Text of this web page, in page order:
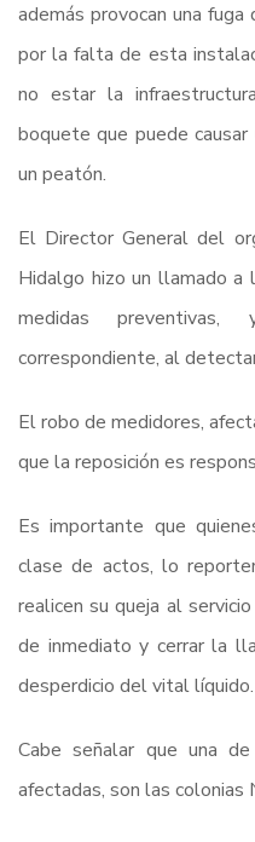
además provocan una
por la falta de esta
no estar la
boquete que puede
un peatón.
El Director General del
Hidalgo hizo un llamado a
medidas
correspondiente, al
El robo de medidores,
que la reposición es
Es importante que
clase de actos, lo
realicen su queja al
de inmediato y cerrar la
desperdicio del vital líquido.
Cabe señalar que una
afectadas, son las colonias